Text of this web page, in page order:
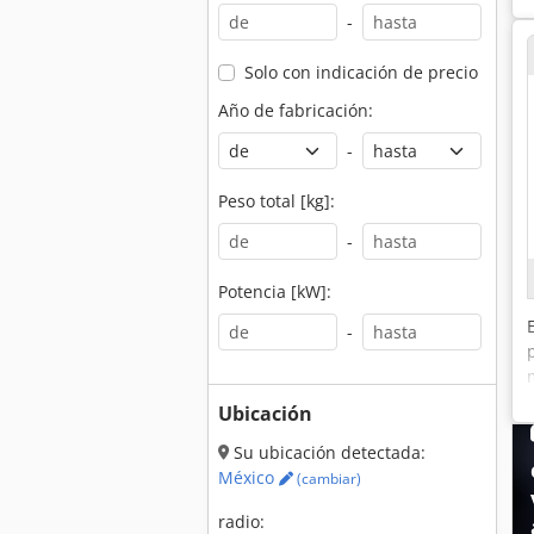
-
Solo con indicación de precio
Año de fabricación:
-
Peso total [kg]:
-
Potencia [kW]:
-
Ubicación
Su ubicación detectada:
México
(cambiar)
radio: